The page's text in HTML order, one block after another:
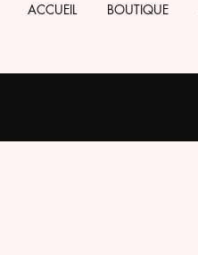
ACCUEIL BOUTIQUE